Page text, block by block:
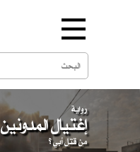
رواية
إغتيال المدونين
من قتل أبي ؟